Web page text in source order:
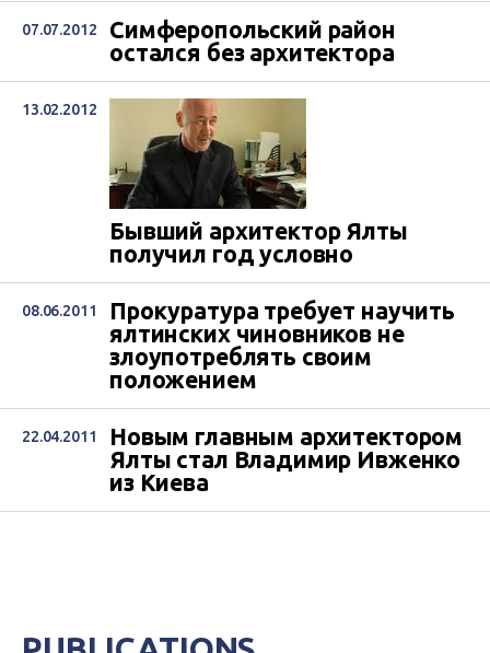
07.07.2012
Симферопольский район
остался без архитектора
13.02.2012
Бывший архитектор Ялты
получил год условно
08.06.2011
Прокуратура требует научить
ялтинских чиновников не
злоупотреблять своим
положением
22.04.2011
Новым главным архитектором
Ялты стал Владимир Ивженко
из Киева